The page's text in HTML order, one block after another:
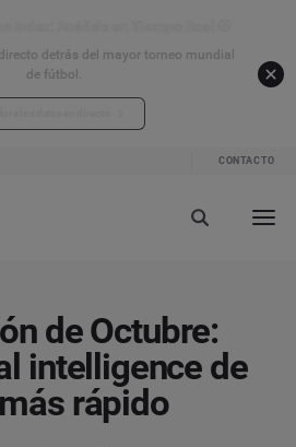
detrás del mayor torneo mundial
de fútbol.
CONTACTO
de Octubre:
intelligence de
rápido